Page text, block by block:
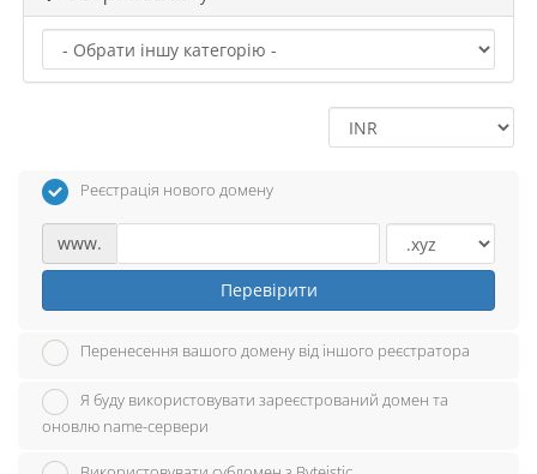
Реєстрація нового домену
www.
Перевірити
Перенесення вашого домену від іншого реєстратора
Я буду використовувати зареєстрований домен та
оновлю name-сервери